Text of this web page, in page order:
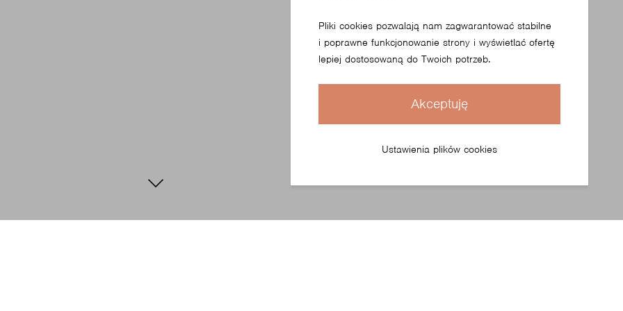
Pliki cookies pozwalają nam zagwarantować stabilne
i poprawne funkcjonowanie strony i wyświetlać ofertę
lepiej dostosowaną do Twoich potrzeb.
Akceptuję
Ustawienia plików cookies